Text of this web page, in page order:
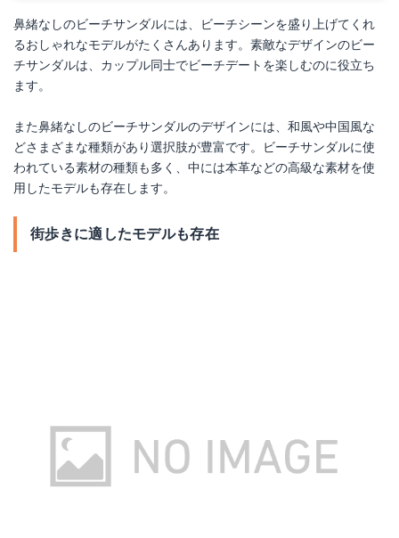
鼻緒なしのビーチサンダルには、ビーチシーンを盛り上げてくれ
るおしゃれなモデルがたくさんあります。素敵なデザインのビー
チサンダルは、カップル同士でビーチデートを楽しむのに役立ち
ます。
また鼻緒なしのビーチサンダルのデザインには、和風や中国風な
どさまざまな種類があり選択肢が豊富です。ビーチサンダルに使
われている素材の種類も多く、中には本革などの高級な素材を使
用したモデルも存在します。
街歩きに適したモデルも存在